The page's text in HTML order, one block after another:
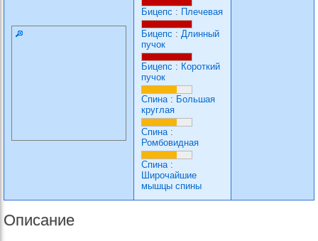
Бицепс : Плечевая
Бицепс : Длинный
пучок
Бицепс : Короткий
пучок
Спина: Большая
круглая
Спина:
Ромбовидная
Спина:
Широчайшие
мышцы спины
Описание